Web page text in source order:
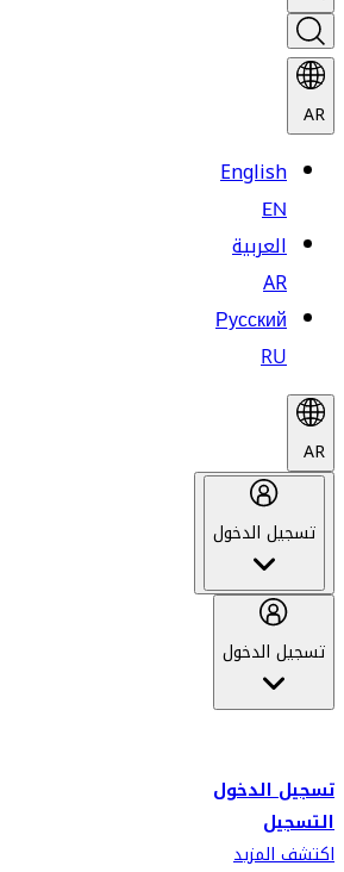
AR
English
EN
العربية
AR
Русский
RU
AR
تسجيل الدخول
تسجيل الدخول
تسجيل الدخول
التسجيل
اكتشف المزيد